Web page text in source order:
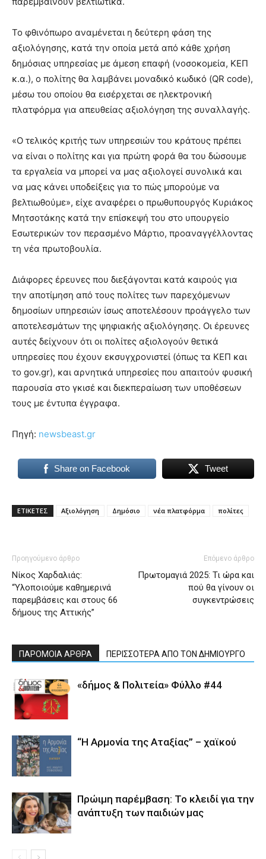
Το φθινόπωρο αναμένεται η δεύτερη φάση της
αξιολόγησης, κατά την οποία μετά από κάθε χρήση
δημόσιας υπηρεσίας με άμεση επαφή (νοσοκομεία, ΚΕΠ
κ.α.), ο πολίτης θα λαμβάνει μοναδικό κωδικό (QR code),
μέσω του οποίου θα εισέρχεται σε ηλεκτρονική
πλατφόρμα για απευθείας αξιολόγηση της συναλλαγής.
«Ο τελικός κριτής των υπηρεσιών του κράτους πρέπει
να είναι ο πολίτης και για πρώτη φορά θα του δώσουμε
τα εργαλεία να μπορεί να μας αξιολογεί συνολικά και
να μας κάνει υποδείξεις για το πώς μπορούμε να
βελτιωθούμε», είχε αναφέρει ο πρωθυπουργός Κυριάκος
Μητσοτάκης κατά την επίσκεψή του στο υπουργείο
Εσωτερικών τον περασμένο Μάρτιο, προαναγγέλλοντας
τη νέα πρωτοβουλία.
Διάφορες έρευνες που διεξάγονται κατά καιρούς για
την αποτίμηση από τους πολίτες των παρεχόμενων
δημοσίων υπηρεσιών ίσως αποτελέσουν προάγγελο των
αποτελεσμάτων της ψηφιακής αξιολόγησης. Οι έρευνες
αυτές δείχνουν ότι οι πολίτες αξιολογούν θετικά
υπηρεσίες που έχουν εκσυγχρονιστεί (όπως τα ΚΕΠ και
το gov.gr), και αρνητικά υπηρεσίες που απαιτούν φυσική
παρουσία στο γκισέ και διεκπεραίωση των υποθέσεων
τους με έντυπα έγγραφα.
Πηγή: newsbeast.gr
Share on Facebook Tweet
ΕΤΙΚΕΤΕΣ Αξιολόγηση Δημόσιο νέα πλατφόρμα πολίτες
Προηγούμενο άρθρο
Νίκος Χαρδαλιάς:
“Υλοποιούμε καθημερινά
παρεμβάσεις και στους 66
δήμους της Αττικής”
Επόμενο άρθρο
Πρωτομαγιά 2025: Τι ώρα και
πού θα γίνουν οι
συγκεντρώσεις
ΠΑΡΟΜΟΙΑ ΑΡΘΡΑ ΠΕΡΙΣΣΟΤΕΡΑ ΑΠΟ ΤΟΝ ΔΗΜΙΟΥΡΓΟ
«δήμος & Πολιτεία» Φύλλο #44
“Η Αρμονία της Αταξίας” – χαϊκού
Πρώιμη παρέμβαση: Το κλειδί για την
ανάπτυξη των παιδιών µας